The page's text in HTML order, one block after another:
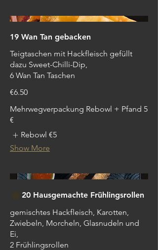
19 Wan Tan gebacken
Teigtaschen mit Hackfleisch gefüllt
dazu Sweet-Chilli-Dip,
6 Wan Tan Taschen
€6.50
Mehrwegverpackung Rebowl + Pfand 5
€
Rebowl €5
Show More
20 Hausgemachte Frühlingsrollen
gemischtes Hackfleisch, Karotten,
Zwiebeln, Morcheln, Glasnudeln und
Ei,
2 Frühlingsrollen